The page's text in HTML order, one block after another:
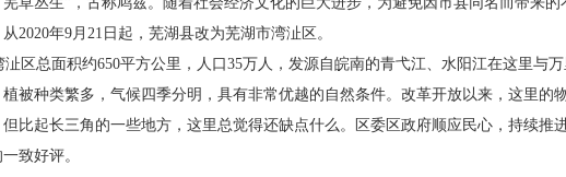
2020年9月21日起， 芜湖县改为芜湖市湾沚区。
区总面积约650平方公里，人口35万人，发源自皖南的青弋江、水阳江在这里与
植被种类繁多，气候四季分明，具有非常优越的自然条件。改革开放以来，这里的
但比起长三角的一些地方，这里总觉得还缺点什么。区委区政府顺应民心， 持续推
一致好评。